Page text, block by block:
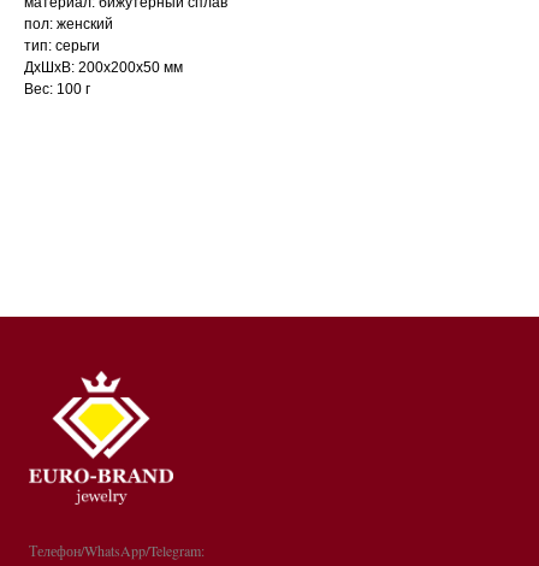
пол: женский
тип: серьги
ДxШxВ: 200x200x50 мм
Вес: 100 г
Телефон/WhatsApp/Telegram: